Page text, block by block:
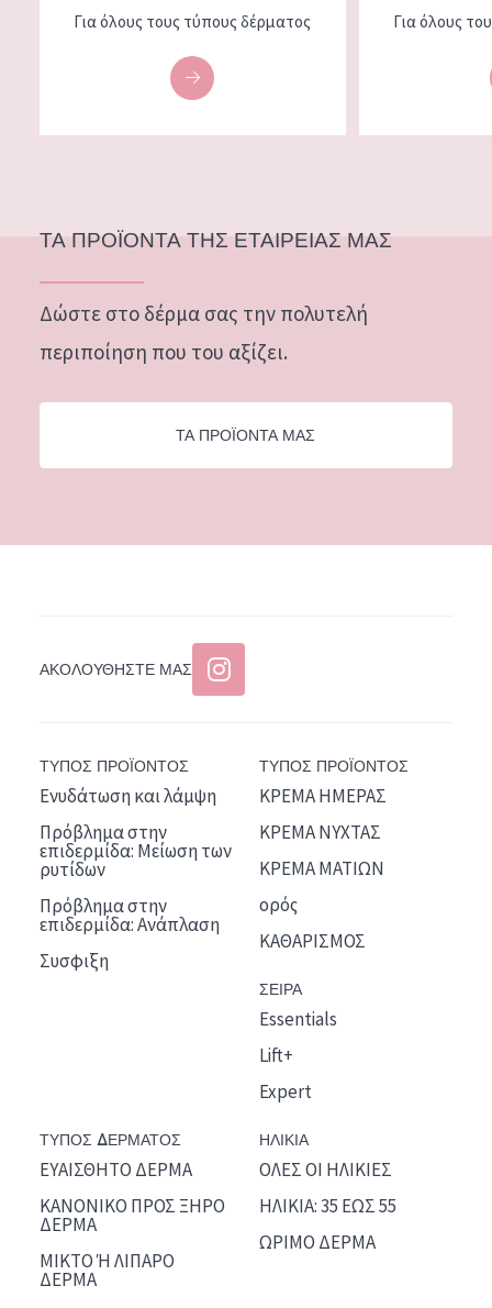
Για όλους τους τύπους δέρματος
Για όλους
ΤΑ ΠΡΟΪΟΝΤΑ ΤΗΣ ΕΤΑΙΡΕΙΑΣ ΜΑΣ
Δώστε στο δέρμα σας την πολυτελή
περιποίηση που του αξίζει.
ΤΑ ΠΡΟΪΟΝΤΑ ΜΑΣ
ΑΚΟΛΟΥΘΉΣΤΕ ΜΑΣ
ΤΥΠΟΣ ΠΡΟΪΟΝΤΟΣ
Ενυδάτωση και λάμψη
Πρόβλημα στην
επιδερμίδα: Μείωση των
ρυτίδων
Πρόβλημα στην
επιδερμίδα: Ανάπλαση
Συσφιξη
ΤΥΠΟΣ ΠΡΟΪΟΝΤΟΣ
ΚΡΕΜΑ ΗΜΕΡΑΣ
ΚΡΕΜΑ ΝΥΧΤΑΣ
ΚΡΕΜΑ ΜΑΤΙΩΝ
ορός
ΚΑΘΑΡΙΣΜΟΣ
ΣΕΙΡΑ
Essentials
Lift+
Expert
ΤΥΠΟΣ ΔΕΡΜΑΤΟΣ
ΕΥΑΙΣΘΗΤΟ ΔΕΡΜΑ
ΚΑΝΟΝΙΚΟ ΠΡΟΣ ΞΗΡΟ
ΔΕΡΜΑ
ΜΙΚΤΟ Ή ΛΙΠΑΡΟ
ΔΕΡΜΑ
ΗΛΙΚΙΑ
ΟΛΕΣ ΟΙ ΗΛΙΚΙΕΣ
ΗΛΙΚΙΑ: 35 ΕΩΣ 55
ΩΡΙΜΟ ΔΕΡΜΑ